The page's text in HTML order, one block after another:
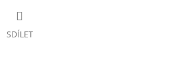
SDÍLET